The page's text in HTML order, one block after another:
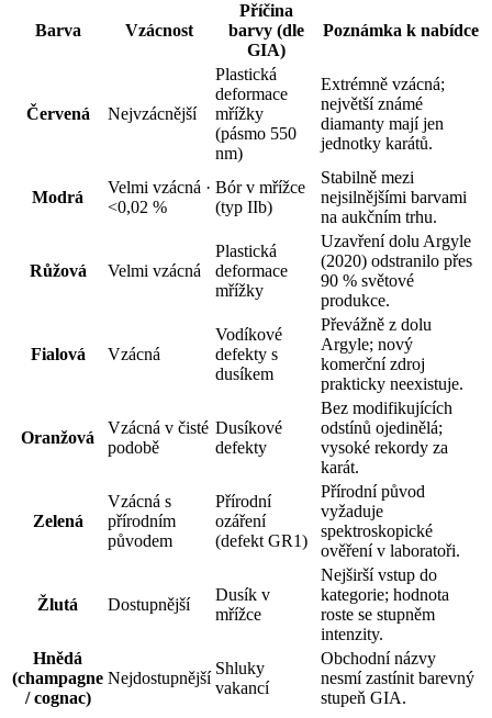
Barva Vzácnost
Příčina
barvy (dle
GIA)
Poznámka k nabídce
Červená Nejvzácnější
Plastická
deformace
mřížky
(pásmo 550
nm)
Extrémně vzácná;
největší známé
diamanty mají jen
jednotky karátů.
Modrá
Velmi vzácná ·
<0,02 %
Bór v mřížce
(typ IIb)
Stabilně mezi
nejsilnějšími barvami
na aukčním trhu.
Růžová Velmi vzácná
Plastická
deformace
mřížky
Uzavření dolu Argyle
(2020) odstranilo přes
90 % světové
produkce.
Fialová Vzácná
Vodíkové
defekty s
dusíkem
Převážně z dolu
Argyle; nový
komerční zdroj
prakticky neexistuje.
Oranžová
Vzácná v čisté
podobě
Dusíkové
defekty
Bez modifikujících
odstínů ojedinělá;
vysoké rekordy za
karát.
Zelená
Vzácná s
přírodním
původem
Přírodní
ozáření
(defekt GR1)
Přírodní původ
vyžaduje
spektroskopické
ověření v laboratoři.
Žlutá Dostupnější
Dusík v
mřížce
Nejširší vstup do
kategorie; hodnota
roste se stupněm
intenzity.
Hnědá
(champagne
/ cognac)
Nejdostupnější
Shluky
vakancí
Obchodní názvy
nesmí zastínit barevný
stupeň GIA.